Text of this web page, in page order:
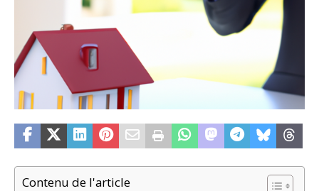
Contenu de l'article